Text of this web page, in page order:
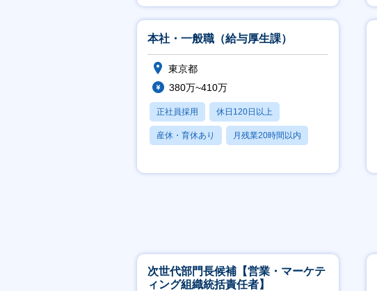
産休・育休あり
本社・一般職（給与厚生課）
東京都
380万~410万
正社員採用 休日120日以上
産休・育休あり 月残業20時間以内
次世代部門長候補【営業・マーケテ
ィング組織統括責任者】